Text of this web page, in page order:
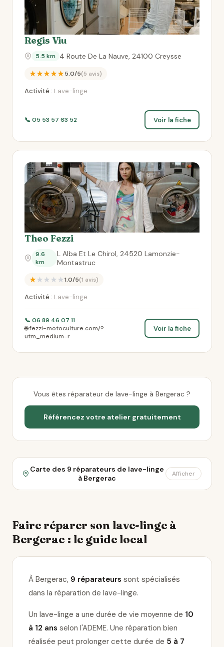
Regis Viu
5.5 km 4 Route De La Nauve, 24100 Creysse
★★★★★5.0/5(5 avis)
Activité : Lave-linge
📞 05 53 57 63 52 Voir la fiche
Theo Fezzi
9.6
km
L Alba Et Le Chirol, 24520 Lamonzie-
Montastruc
★★★★★1.0/5(1 avis)
Activité : Lave-linge
📞 06 89 46 07 11
🌐 fezzi-motoculture.com/?
utm_medium=r
Voir la fiche
Vous êtes réparateur de lave-linge à Bergerac ?
Référencez votre atelier gratuitement
Carte des 9 réparateurs de lave-linge
à Bergerac
Afficher
Faire réparer son lave-linge à
Bergerac : le guide local
À Bergerac, 9 réparateurs sont spécialisés
dans la réparation de lave-linge.
Un lave-linge a une durée de vie moyenne de 10
à 12 ans selon l'ADEME. Une réparation bien
réalisée peut prolonger cette durée de 5 à 7